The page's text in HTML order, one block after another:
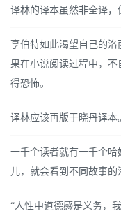
译林的译本虽然非全译，
亨伯特如此渴望自己的
果在小说阅读过程中，
得恐怖。
译林应该再版于晓丹译本
一千个读者就有一千个
儿，就会看到不同故事的
“人性中道德感是义务，